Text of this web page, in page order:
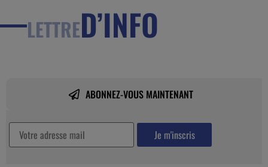
LETTRED’INFO
ABONNEZ-VOUS MAINTENANT